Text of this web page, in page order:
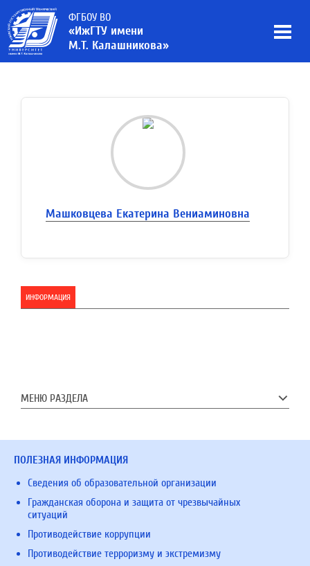
ФГБОУ ВО
«ИжГТУ имени
М.Т. Калашникова»
Машковцева Екатерина Вениаминовна
ИНФОРМАЦИЯ
МЕНЮ РАЗДЕЛА
ПОЛЕЗНАЯ ИНФОРМАЦИЯ
Сведения об образовательной организации
Гражданская оборона и защита от чрезвычайных
ситуаций
Противодействие коррупции
Противодействие терроризму и экстремизму